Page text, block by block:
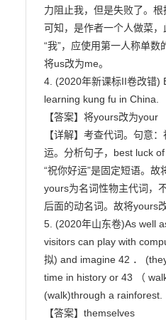
力阻止我，但是失败了。根
可知，是作者一个人做菜
“我”，应使用第一人称单数
将us改为me。
4. (2020年新课标II卷改错)
learning kung fu in China.
【答案】将yours改为your
【详解】考查代词。句意
运。分析句子，best luck
“祝你好运”是固定短语。
yours为名词性物主代词，
后面的动名词。故将yours
5. (2020年山东卷)As well
visitors can play with
拟) and imagine 42 ．
time in history or 43 （
(walk)through a rainforest.
【答案】themselves